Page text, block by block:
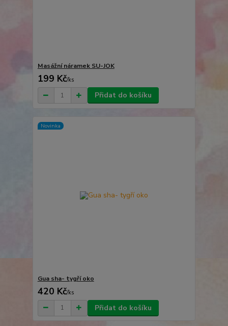
Masážní náramek SU-JOK
199 Kč/ks
Přidat do košíku
Novinka
Gua sha- tygří oko
420 Kč/ks
Přidat do košíku